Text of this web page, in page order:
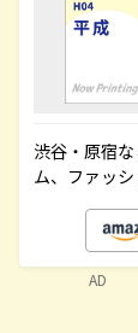
渋谷・原宿
ム、ファッ
AD